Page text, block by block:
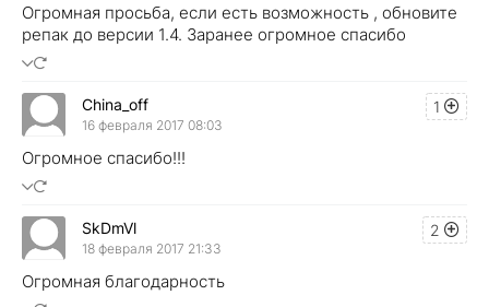
Огромная просьба, если есть возможность , обновите
репак до версии 1.4. Заранее огромное спасибо
1
China_off
16 февраля 2017 08:03
Огромное спасибо!!!
2
SkDmVl
18 февраля 2017 21:33
Огромная благодарность